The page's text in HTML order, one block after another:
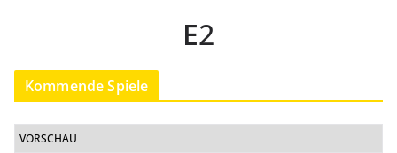
E2
Kommende Spiele
VORSCHAU